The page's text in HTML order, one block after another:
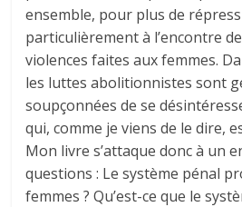
ensemble, pour plus de
particulièrement à l’encontre
violences faites aux femmes.
les luttes abolitionnistes sont
soupçonnées de se
qui, comme je viens de le dire,
Mon livre s’attaque donc à un
questions : Le système pénal
femmes ? Qu’est-ce que le